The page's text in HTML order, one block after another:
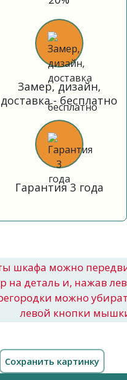
Замер, дизайн,
доставка - бесплатно
Гарантия 3 года
шкафа можно
на деталь и, нажав
можно
левой кнопки